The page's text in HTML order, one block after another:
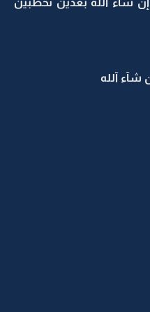
إن شآء آلله بعدين تخطبين
آلله